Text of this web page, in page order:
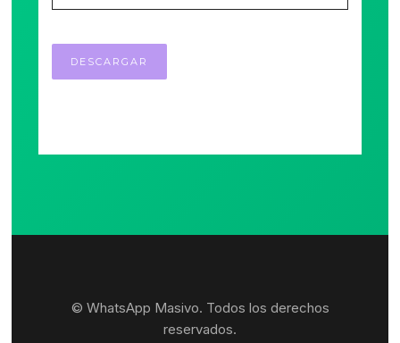
© WhatsApp Masivo. Todos los derechos
reservados.